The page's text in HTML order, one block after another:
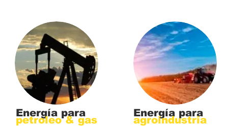
Energía para
petroleo & gas
Energía para
agroindustria